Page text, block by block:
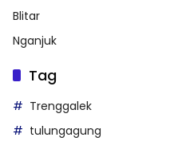
Blitar
Nganjuk
Tag
Trenggalek
tulungagung